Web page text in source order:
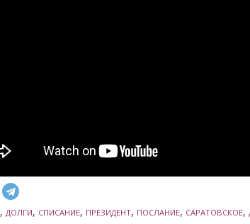
, ДОЛГИ, СПИСАНИЕ, ПРЕЗИДЕНТ, ПОСЛАНИЕ, САРАТОВСКОЕ,